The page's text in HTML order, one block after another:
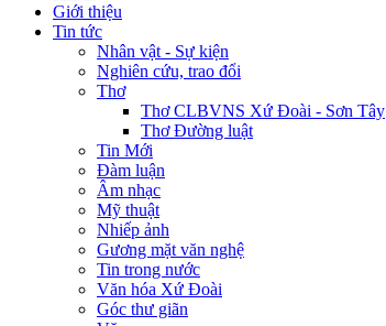
Giới thiệu
Tin tức
Nhân vật - Sự kiện
Nghiên cứu, trao đổi
Thơ
Thơ CLBVNS Xứ Đoài - Sơn Tây
Thơ Đường luật
Tin Mới
Đàm luận
Âm nhạc
Mỹ thuật
Nhiếp ảnh
Gương mặt văn nghệ
Tin trong nước
Văn hóa Xứ Đoài
Góc thư giãn